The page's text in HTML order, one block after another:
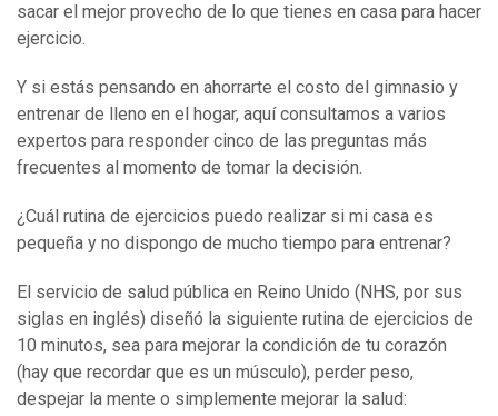
sacar el mejor provecho de lo que tienes en casa para hacer
ejercicio.
Y si estás pensando en ahorrarte el costo del gimnasio y
entrenar de lleno en el hogar, aquí consultamos a varios
expertos para responder cinco de las preguntas más
frecuentes al momento de tomar la decisión.
¿Cuál rutina de ejercicios puedo realizar si mi casa es
pequeña y no dispongo de mucho tiempo para entrenar?
El servicio de salud pública en Reino Unido (NHS, por sus
siglas en inglés) diseñó la siguiente rutina de ejercicios de
10 minutos, sea para mejorar la condición de tu corazón
(hay que recordar que es un músculo), perder peso,
despejar la mente o simplemente mejorar la salud: